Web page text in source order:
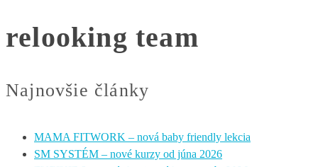
relooking team
Najnovšie články
MAMA FITWORK – nová baby friendly lekcia
SM SYSTÉM – nové kurzy od júna 2026